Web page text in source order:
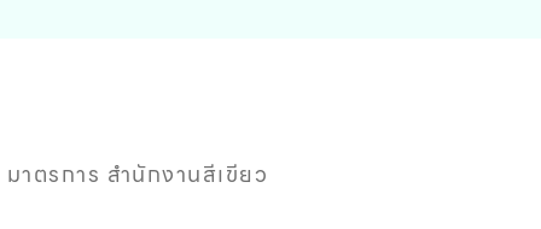
มาตรการ สำนักงานสีเขียว